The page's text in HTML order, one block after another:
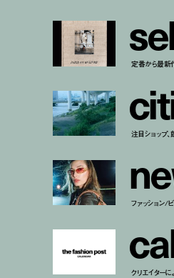
se
定番から最新
cit
注目ショップ
ne
ファッション/
ca
クリエイター